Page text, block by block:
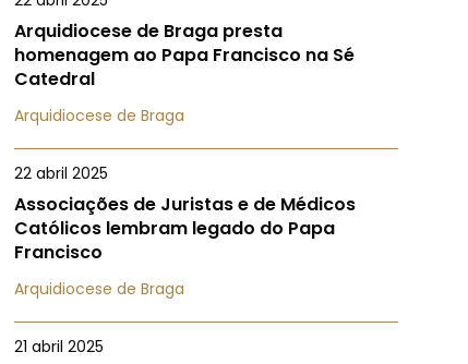
Arquidiocese de Braga presta
homenagem ao Papa Francisco na Sé
Catedral
Arquidiocese de Braga
22 abril 2025
Associações de Juristas e de Médicos
Católicos lembram legado do Papa
Francisco
Arquidiocese de Braga
21 abril 2025